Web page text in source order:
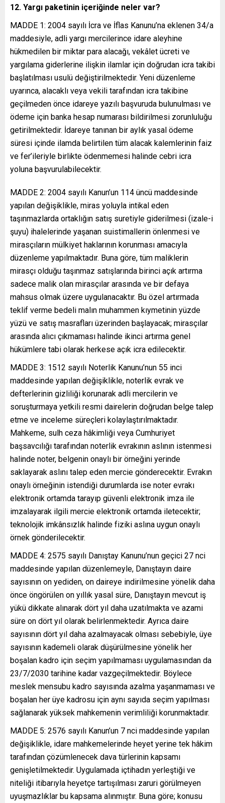
12. Yargı paketinin içeriğinde neler var?
MADDE 1: 2004 sayılı İcra ve İflas Kanunu’na eklenen 34/a
maddesiyle, adli yargı mercilerince idare aleyhine
hükmedilen bir miktar para alacağı, vekâlet ücreti ve
yargılama giderlerine ilişkin ilamlar için doğrudan icra takibi
başlatılması usulü değiştirilmektedir. Yeni düzenleme
uyarınca, alacaklı veya vekili tarafından icra takibine
geçilmeden önce idareye yazılı başvuruda bulunulması ve
ödeme için banka hesap numarası bildirilmesi zorunluluğu
getirilmektedir. İdareye tanınan bir aylık yasal ödeme
süresi içinde ilamda belirtilen tüm alacak kalemlerinin faiz
ve fer’ileriyle birlikte ödenmemesi halinde cebri icra
yoluna başvurulabilecektir.
MADDE 2: 2004 sayılı Kanun’un 114 üncü maddesinde
yapılan değişiklikle, miras yoluyla intikal eden
taşınmazlarda ortaklığın satış suretiyle giderilmesi (izale-i
şuyu) ihalelerinde yaşanan suistimallerin önlenmesi ve
mirasçıların mülkiyet haklarının korunması amacıyla
düzenleme yapılmaktadır. Buna göre, tüm maliklerin
mirasçı olduğu taşınmaz satışlarında birinci açık artırma
sadece malik olan mirasçılar arasında ve bir defaya
mahsus olmak üzere uygulanacaktır. Bu özel artırmada
teklif verme bedeli malın muhammen kıymetinin yüzde
yüzü ve satış masrafları üzerinden başlayacak; mirasçılar
arasında alıcı çıkmaması halinde ikinci artırma genel
hükümlere tabi olarak herkese açık icra edilecektir.
MADDE 3: 1512 sayılı Noterlik Kanunu’nun 55 inci
maddesinde yapılan değişiklikle, noterlik evrak ve
defterlerinin gizliliği korunarak adli mercilerin ve
soruşturmaya yetkili resmi dairelerin doğrudan belge talep
etme ve inceleme süreçleri kolaylaştırılmaktadır.
Mahkeme, sulh ceza hâkimliği veya Cumhuriyet
başsavcılığı tarafından noterlik evrakının aslının istenmesi
halinde noter, belgenin onaylı bir örneğini yerinde
saklayarak aslını talep eden mercie gönderecektir. Evrakın
onaylı örneğinin istendiği durumlarda ise noter evrakı
elektronik ortamda tarayıp güvenli elektronik imza ile
imzalayarak ilgili mercie elektronik ortamda iletecektir;
teknolojik imkânsızlık halinde fiziki aslına uygun onaylı
örnek gönderilecektir.
MADDE 4: 2575 sayılı Danıştay Kanunu’nun geçici 27 nci
maddesinde yapılan düzenlemeyle, Danıştayın daire
sayısının on yediden, on daireye indirilmesine yönelik daha
önce öngörülen on yıllık yasal süre, Danıştayın mevcut iş
yükü dikkate alınarak dört yıl daha uzatılmakta ve azami
süre on dört yıl olarak belirlenmektedir. Ayrıca daire
sayısının dört yıl daha azalmayacak olması sebebiyle, üye
sayısının kademeli olarak düşürülmesine yönelik her
boşalan kadro için seçim yapılmaması uygulamasından da
23/7/2030 tarihine kadar vazgeçilmektedir. Böylece
meslek mensubu kadro sayısında azalma yaşanmaması ve
boşalan her üye kadrosu için aynı sayıda seçim yapılması
sağlanarak yüksek mahkemenin verimliliği korunmaktadır.
MADDE 5: 2576 sayılı Kanun’un 7 nci maddesinde yapılan
değişiklikle, idare mahkemelerinde heyet yerine tek hâkim
tarafından çözümlenecek dava türlerinin kapsamı
genişletilmektedir. Uygulamada içtihadın yerleştiği ve
niteliği itibarıyla heyetçe tartışılması zaruri görülmeyen
uyuşmazlıklar bu kapsama alınmıştır. Buna göre; konusu